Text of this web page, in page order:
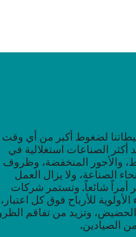
لضغوط أكبر من أي وقت
الصناعات استغلالية في
والأجور المنخفضة، وظروف
الصناعة، ولا يزال العمل
أمراً شائعاً. وتستمر شركات
للأرباح فوق كل اعتبار،
وتزيد من تفاقم
الصيادين.